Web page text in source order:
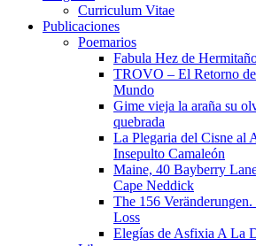
Curriculum Vitae​
Publicaciones
Poemarios
Fabula Hez de
TROVO – El Retorno
Mundo
Gime vieja la araña su
quebrada
La Plegaria del Cisne al
Insepulto Camaleón
Maine, 40 Bayberry
Cape Neddick
The 156
Loss
Elegías de Asfixia A La